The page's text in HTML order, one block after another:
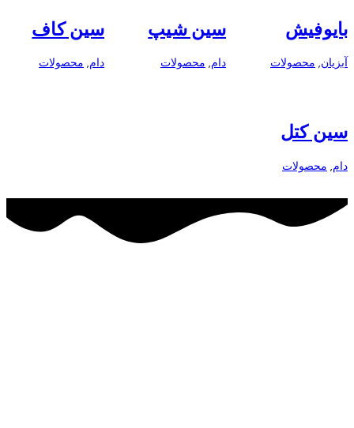
بایوفیش
آبزیان, محصولات
سین شیپ
دام, محصولات
سین کاف
دام, محصولات
سین کتل
دام محصولات